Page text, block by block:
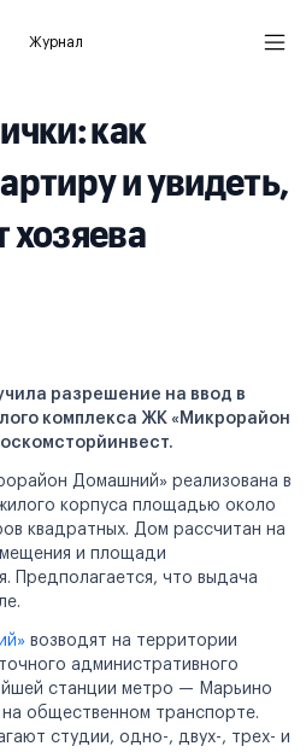
Журнал
как
и увидеть,
хозяева
разрешение на ввод в
комплекса ЖК «Микрорайон
Домашний» реализована в
корпуса площадью около
квадратных. Дом рассчитан на
и площади
Предполагается, что выдача
возводят на территории
административного
станции метро — Марьино
общественном транспорте.
студии, одно-, двух-, трех- и